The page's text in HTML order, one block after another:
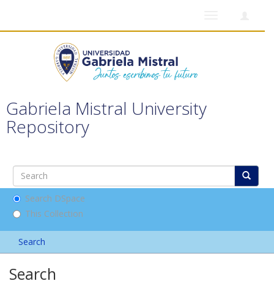
Gabriela Mistral University
Repository
Search DSpace
This Collection
Search
Search